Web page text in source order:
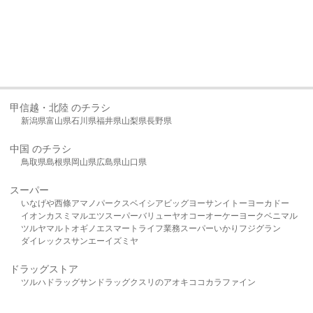
甲信越・北陸 のチラシ
新潟県富山県石川県福井県山梨県長野県
中国 のチラシ
鳥取県島根県岡山県広島県山口県
スーパー
いなげや西條アマノパークスベイシア ビッグヨーサンイトーヨーカドー
イオンカスミ マルエツスーパーバリューヤオコーオーケー ヨークベニマル
ツルヤマルト オギノ エスマート ライフ業務スーパーいかり フジグラン
ダイレックスサンエーイズミヤ
ドラッグストア
ツルハドラッグサンドラッグクスリのアオキ ココカラファイン